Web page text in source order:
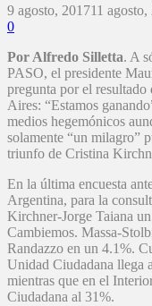
9 agosto, 201711 agosto,
0
Por Alfredo Silletta. A
PASO, el presidente
pregunta por el
Aires: “Estamos
medios hegemónicos
solamente “un milagro”
triunfo de Cristina
En la última encuesta
Argentina, para la
Kirchner-Jorge Taiana
Cambiemos. Massa-
Randazzo en un 4.1%.
Unidad Ciudadana llega
mientras que en el
Ciudadana al 31%.